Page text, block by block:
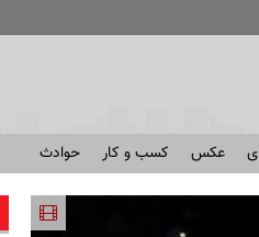
عکس کسب و کار حوادث